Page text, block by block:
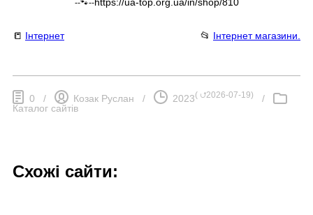
--🐾--
📒 Інтернет 📂 Інтернет магазини.
0 / Козак Руслан / 2023( ⮍2026-07-19)
/
Каталог сайтів
Схожі сайти: